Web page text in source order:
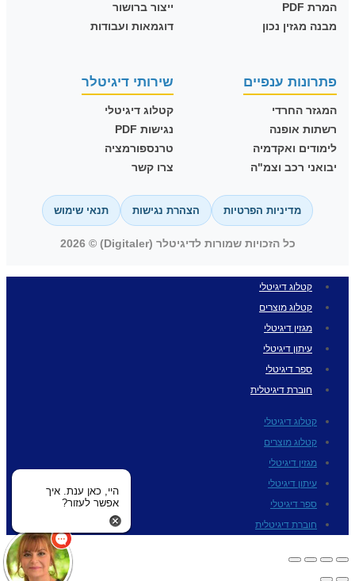
המרת PDF
מבנה מגזין נכון
ייצור ברושור
דוגמאות ועבודות
פתרונות ענפיים
המגזר החרדי
רשתות אופנה
לימודים ואקדמיה
יבואני רכב וצמ"ה
שירותי דיגיטלר
קטלוג דיגיטלי
נגישות PDF
טרנספורמציה
צרו קשר
מדיניות הפרטיות הצהרת נגישות תנאי שימוש
כל הזכויות שמורות לדיגיטלר (Digitaler) © 2026
קטלוג דיגיטלי
קטלוג מוצרים
מגזין דיגיטלי
עיתון דיגיטלי
ספר דיגיטלי
חוברת דיגיטלית
קטלוג דיגיטלי
קטלוג מוצרים
מגזין דיגיטלי
עיתון דיגיטלי
ספר דיגיטלי
חוברת דיגיטלית
היי, כאן ענת. איך
אפשר לעזור?